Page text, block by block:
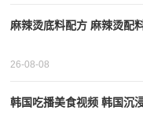
麻辣烫底料配方 麻辣烫配
26-08-08
韩国吃播美食视频 韩国沉